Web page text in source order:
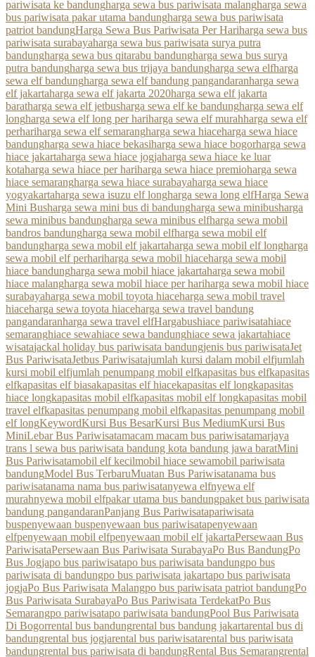
pariwisata ke bandungharga sewa bus pariwisata malangharga sewa
bus pariwisata pakar utama bandungharga sewa bus pariwisata
patriot bandungHarga Sewa Bus Pariwisata Per Hariharga sewa bus
pariwisata surabayaharga sewa bus pariwisata surya putra
bandungharga sewa bus qitarabu bandungharga sewa bus surya
putra bandungharga sewa bus trijaya bandungharga sewa elfharga
sewa elf bandungharga sewa elf bandung pangandaranharga sewa
elf jakartaharga sewa elf jakarta 2020harga sewa elf jakarta
baratharga sewa elf jetbusharga sewa elf ke bandungharga sewa elf
longharga sewa elf long per hariharga sewa elf murahharga sewa elf
perhariharga sewa elf semarangharga sewa hiaceharga sewa hiace
bandungharga sewa hiace bekasiharga sewa hiace bogorharga sewa
hiace jakartaharga sewa hiace jogjaharga sewa hiace ke luar
kotaharga sewa hiace per hariharga sewa hiace premioharga sewa
hiace semarangharga sewa hiace surabayaharga sewa hiace
yogyakartaharga sewa isuzu elf longharga sewa long elfHarga Sewa
Mini Busharga sewa mini bus di bandungharga sewa minibusharga
sewa minibus bandungharga sewa minibus elfharga sewa mobil
bandros bandungharga sewa mobil elfharga sewa mobil elf
bandungharga sewa mobil elf jakartaharga sewa mobil elf longharga
sewa mobil elf perhariharga sewa mobil hiaceharga sewa mobil
hiace bandungharga sewa mobil hiace jakartaharga sewa mobil
hiace malangharga sewa mobil hiace per hariharga sewa mobil hiace
surabayaharga sewa mobil toyota hiaceharga sewa mobil travel
hiaceharga sewa toyota hiaceharga sewa travel bandung
pangandaranharga sewa travel elfHargabushiace pariwisatahiace
semaranghiace sewahiace sewa bandunghiace sewa jakartahiace
wisatajackal holiday bus pariwisata bandungjenis bus pariwisataJet
Bus PariwisataJetbus Pariwisatajumlah kursi dalam mobil elfjumlah
kursi mobil elfjumlah penumpang mobil elfkapasitas bus elfkapasitas
elfkapasitas elf biasakapasitas elf hiacekapasitas elf longkapasitas
hiace longkapasitas mobil elfkapasitas mobil elf longkapasitas mobil
travel elfkapasitas penumpang mobil elfkapasitas penumpang mobil
elf longKeywordKursi Bus BesarKursi Bus MediumKursi Bus
MiniLebar Bus Pariwisatamacam macam bus pariwisatamarjaya
trans l sewa bus pariwisata bandung kota bandung jawa baratMini
Bus Pariwisatamobil elf kecilmobil hiace sewamobil pariwisata
bandungModel Bus TerbaruMuatan Bus Pariwisatanama bus
pariwisatanama nama bus pariwisatanyewa elfnyewa elf
murahnyewa mobil elfpakar utama bus bandungpaket bus pariwisata
bandung pangandaranPanjang Bus Pariwisatapariwisata
buspenyewaan buspenyewaan bus pariwisatapenyewaan
elfpenyewaan mobil elfpenyewaan mobil elf jakartaPersewaan Bus
PariwisataPersewaan Bus Pariwisata SurabayaPo Bus BandungPo
Bus Jogjapo bus pariwisatapo bus pariwisata bandungpo bus
pariwisata di bandungpo bus pariwisata jakartapo bus pariwisata
jogjaPo Bus Pariwisata Malangpo bus pariwisata patriot bandungPo
Bus Pariwisata SurabayaPo Bus Pariwisata TerdekatPo Bus
Semarangpo pariwisatapo pariwisata bandungPool Bus Pariwisata
Di Bogorrental bus bandungrental bus bandung jakartarental bus di
bandungrental bus jogjarental bus pariwisatarental bus pariwisata
bandungrental bus pariwisata di bandungRental Bus Semarangrental